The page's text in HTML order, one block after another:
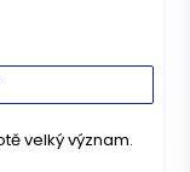
velký význam.